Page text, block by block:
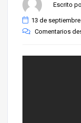
Escrito
13 de
Comentarios